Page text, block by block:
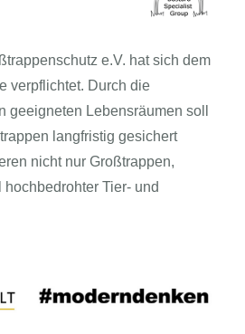
e.V. hat sich dem
verpflichtet. Durch die
geeigneten Lebensräumen soll
langfristig gesichert
nicht nur Großtrappen,
Tier- und